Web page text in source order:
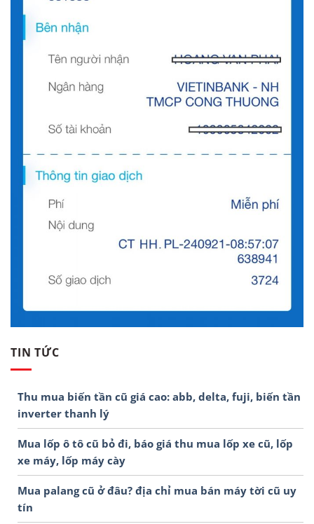
TIN TỨC
Thu mua biến tần cũ giá cao: abb, delta, fuji, biến tần
inverter thanh lý
Mua lốp ô tô cũ bỏ đi, báo giá thu mua lốp xe cũ, lốp
xe máy, lốp máy cày
Mua palang cũ ở đâu? địa chỉ mua bán máy tời cũ uy
tín